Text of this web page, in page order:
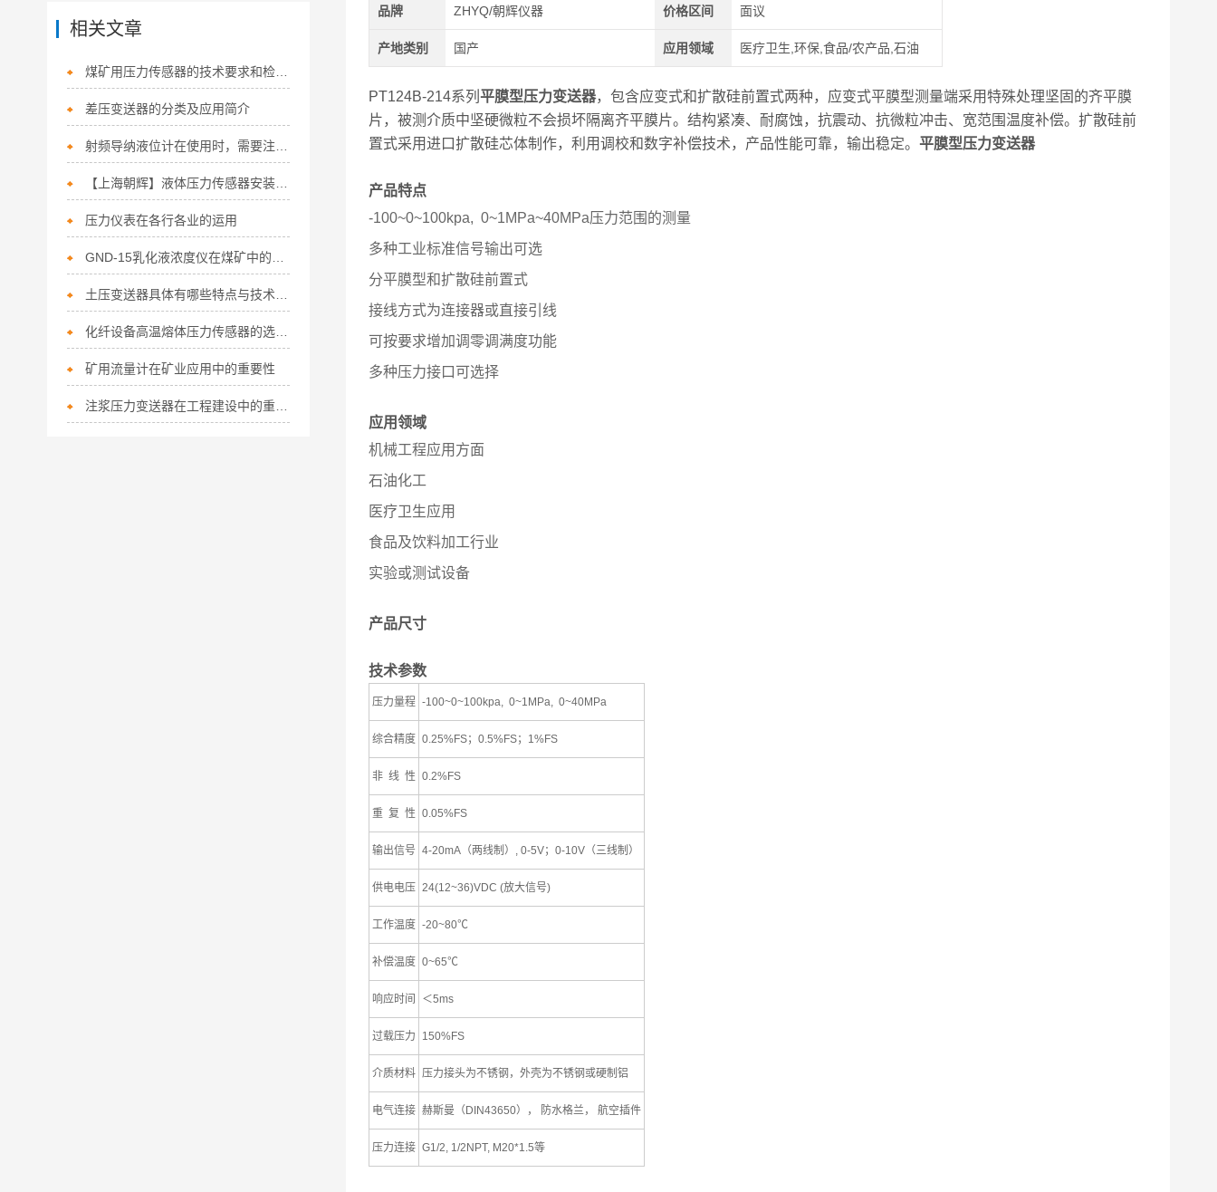
品牌 ZHYQ/朝辉仪器 价格区间 面议
产地类别 国产 应用领域 医疗卫生,环保,食品/农产品,石油
PT124B-214系列 平膜型压力变送器，包含应变式和扩散硅前置式两种，应变式平膜型测量端采用特殊处理坚固的齐平膜
片，被测介质中坚硬微粒不会损坏隔离齐平膜片。结构紧凑、耐腐蚀，抗震动、抗微粒冲击、宽范围温度补偿。扩散硅前
置式采用进口扩散硅芯体制作，利用调校和数字补偿技术，产品性能可靠，输出稳定。 平膜型压力变送器
产品特点
-100~0~100kpa, 0~1MPa~40MPa压力范围的测量
多种工业标准信号输出可选
分平膜型和扩散硅前置式
接线方式为连接器或直接引线
可按要求增加调零调满度功能
多种压力接口可选择
应用领域
机械工程应用方面
石油化工
医疗卫生应用
食品及饮料加工行业
实验或测试设备
产品尺寸
技术参数
压力量程 -100~0~100kpa, 0~1MPa, 0~40MPa
综合精度 0.25%FS；0.5%FS；1%FS
非 线 性 0.2%FS
重 复 性 0.05%FS
输出信号 4-20mA（两线制）, 0-5V；0-10V（三线制）
供电电压 24(12~36)VDC (放大信号)
工作温度 -20~80℃
补偿温度 0~65℃
响应时间 ＜5ms
过载压力 150%FS
介质材料 压力接头为不锈钢，外壳为不锈钢或硬制铝
电气连接 赫斯曼（DIN43650）， 防水格兰， 航空插件
压力连接 G1/2, 1/2NPT, M20*1.5等
相关文章
煤矿用压力传感器的技术要求和检查步骤说明
差压变送器的分类及应用简介
【上海朝辉】液体压力传感器安装位置
压力仪表在各行各业的运用
化纤设备高温熔体压力传感器的选择注意事项
矿用流量计在矿业应用中的重要性
注浆压力变送器在工程建设中的重要作用